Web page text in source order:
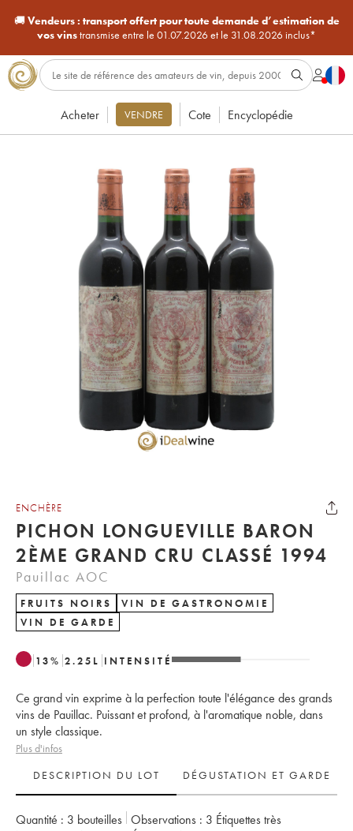
🚚Vendeurs : transport offert pour toute demande d’estimation de
vos vinstransmise entre le 01.07.2026 et le 31.08.2026 inclus*
Acheter VENDRE Cote Encyclopédie
ENCHÈRE
PICHON LONGUEVILLE BARON
2ÈME GRAND CRU CLASSÉ 1994
Pauillac AOC
FRUITS NOIRS
VIN DE GASTRONOMIE
VIN DE GARDE
13% 2.25 L INTENSITÉ
Ce grand vin exprime à la perfection toute l'élégance des grands
vins de Pauillac. Puissant et profond, à l'aromatique noble, dans
un style classique.
Plus d'infos
DESCRIPTION DU LOT
DÉGUSTATION ET GARDE
Quantité : 3 bouteilles Observations : 3 Étiquettes très